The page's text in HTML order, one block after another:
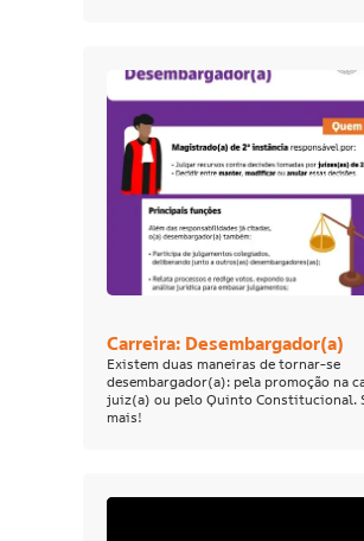
Carreira: Desembargador(a)
Existem duas maneiras de tornar-se
desembargador(a): pela promoção na
juiz(a) ou pelo Quinto Constitucional.
mais!